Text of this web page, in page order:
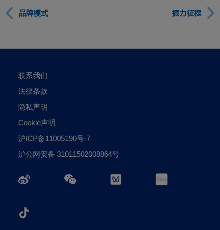
品牌模式 振力征程
联系我们
法律条款
隐私声明
Cookie声明
沪ICP备11005190号-7
沪公网安备 31011502008864号